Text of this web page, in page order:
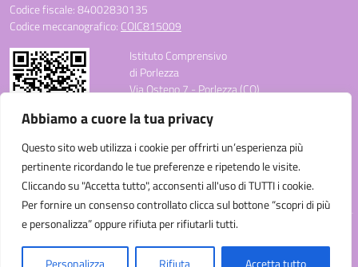
Abbiamo a cuore la tua privacy
Questo sito web utilizza i cookie per offrirti un’esperienza più
pertinente ricordando le tue preferenze e ripetendo le visite.
Cliccando su "Accetta tutto", acconsenti all'uso di TUTTI i cookie.
Per fornire un consenso controllato clicca sul bottone “scopri di più
e personalizza” oppure rifiuta per rifiutarli tutti.
Personalizza Rifiuta Accetta tutto
Codice fiscale: 84002830135
Codice meccanografico: COIC815009
Istituto Comprensivo
di Porlezza
Via Osteno 7 - Porlezza (CO)
E-mail: coic815009@istruzione.it
PEC: coic815009@pec.istruzione.it
Codice Meccanografico: COIC815009
Codice Fiscale: 84002830135
Codice Univoco Ufficio: UF3C3W